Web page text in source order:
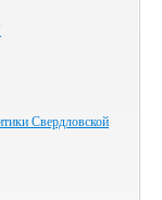
Свердловской